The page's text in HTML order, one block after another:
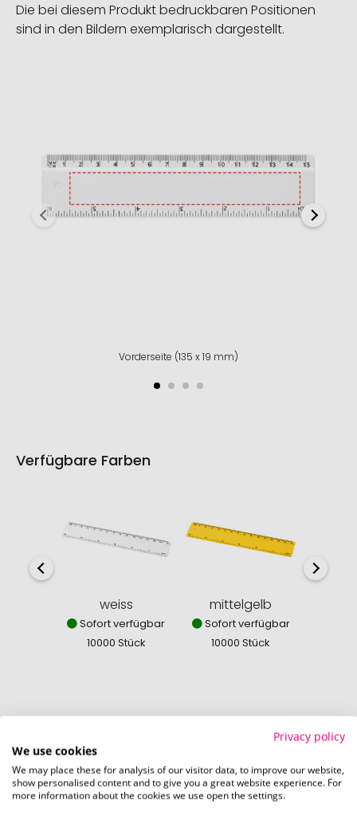
Die bei diesem Produkt bedruckbaren Positionen
sind in den Bildern exemplarisch dargestellt.
Vorderseite (135 x 19 mm)
Verfügbare Farben
weiss
Sofort verfügbar
10000 Stück
mittelgelb
Sofort verfügbar
10000 Stück
So einfach bestellen Sie Ihre Werbeartikel bei
Privacy policy
We use cookies
We may place these for analysis of our visitor data, to improve our website,
show personalised content and to give you a great website experience. For
more information about the cookies we use open the settings.